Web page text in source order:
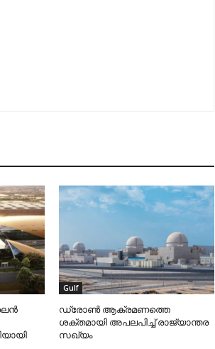
Gulf
ഡ്രോണ്‍ ആക്രമണത്തെ
ശക്തമായി അപലപിച്ച് രാജ്യാന്തര
സഖ്യം